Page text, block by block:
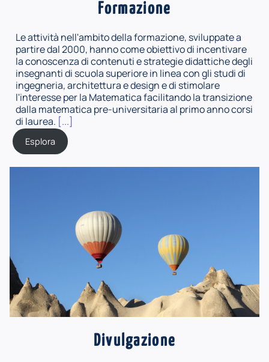
Formazione
Le attività nell'ambito della formazione, sviluppate a
partire dal 2000, hanno come obiettivo di incentivare
la conoscenza di contenuti e strategie didattiche degli
insegnanti di scuola superiore in linea con gli studi di
ingegneria, architettura e design e di stimolare
l'interesse per la Matematica facilitando la transizione
dalla matematica pre-universitaria al primo anno corsi
di laurea. [...]
Esplora
Divulgazione